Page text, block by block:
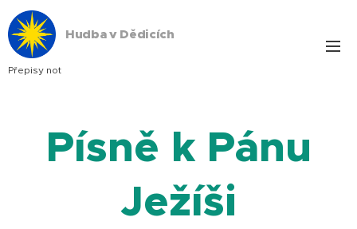
Hudba v Dědicích
Přepisy not
Písně k Pánu
Ježíši